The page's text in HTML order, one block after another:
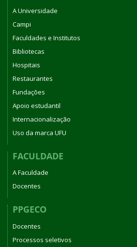
A Universidade
Campi
Faculdades e Institutos
Bibliotecas
Hospitais
Restaurantes
Fundações
Apoio estudantil
Internacionalização
Uso da marca UFU
FACULDADE
A Faculdade
Docentes
PPGECO
Docentes
Processos seletivos